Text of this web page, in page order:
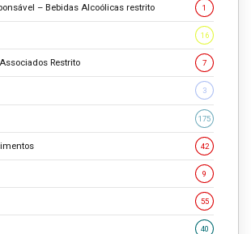
– Bebidas Alcoólicas restrito 1
16
Restrito 7
3
175
42
9
55
40